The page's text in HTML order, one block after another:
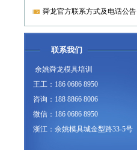
舜龙官方联系方式及电话公告
联系我们
余姚舜龙模具培训
王工：186 0686 8950
咨询：188 8866 8006
微信：186 0686 8950
浙江：余姚模具城金型路33-5号